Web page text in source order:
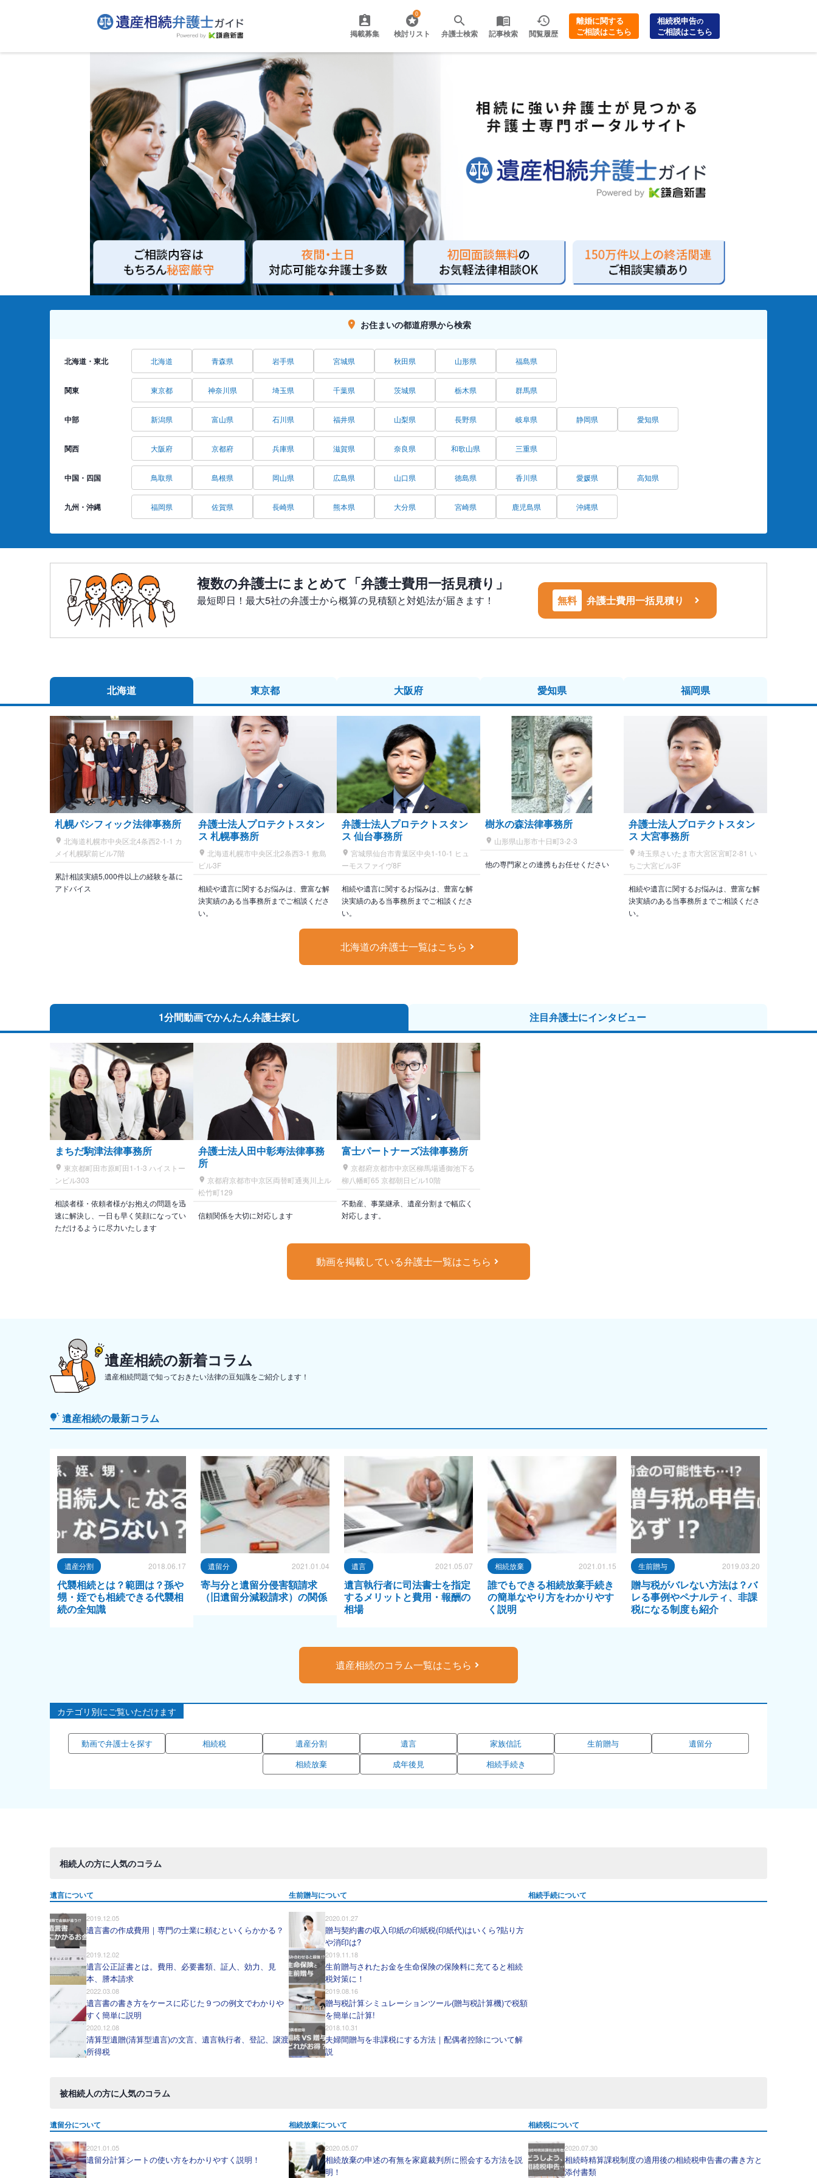
掲載募集
0
検討リスト 弁護士検索 記事検索 閲覧履歴
離婚に関する
ご相談はこちら
相続税申告の
ご相談はこちら
お住まいの都道府県から検索
北海道・東北 北海道 青森県 岩手県 宮城県 秋田県 山形県 福島県
関東 東京都 神奈川県 埼玉県 千葉県 茨城県 栃木県 群馬県
中部 新潟県 富山県 石川県 福井県 山梨県 長野県 岐阜県 静岡県 愛知県
関西 大阪府 京都府 兵庫県 滋賀県 奈良県 和歌山県 三重県
中国・四国 鳥取県 島根県 岡山県 広島県 山口県 徳島県 香川県 愛媛県 高知県
九州・沖縄 福岡県 佐賀県 長崎県 熊本県 大分県 宮崎県 鹿児島県 沖縄県
複数の弁護士にまとめて「弁護士費用一括見積り」
最短即日！最大5社の弁護士から概算の見積額と対処法が届きます！ 無料 弁護士費用一括見積り
北海道 東京都 大阪府 愛知県 福岡県
札幌パシフィック法律事務所
北海道札幌市中央区北4条西2-1-1 カ
メイ札幌駅前ビル7階
累計相談実績5,000件以上の経験を基に
アドバイス
弁護士法人プロテクトスタン
ス 札幌事務所
北海道札幌市中央区北2条西3-1 敷島
ビル3F
相続や遺言に関するお悩みは、豊富な解
決実績のある当事務所までご相談くださ
い。
弁護士法人プロテクトスタン
ス 仙台事務所
宮城県仙台市青葉区中央1-10-1 ヒュ
ーモスファイヴ8F
相続や遺言に関するお悩みは、豊富な解
決実績のある当事務所までご相談くださ
い。
樹氷の森法律事務所
山形県山形市十日町3-2-3
他の専門家との連携もお任せください
弁護士法人プロテクトスタン
ス 大宮事務所
埼玉県さいたま市大宮区宮町2-81 い
ちご大宮ビル3F
相続や遺言に関するお悩みは、豊富な解
決実績のある当事務所までご相談くださ
い。
北海道の弁護士一覧はこちら
1分間動画でかんたん弁護士探し 注目弁護士にインタビュー
まちだ駒津法律事務所
東京都町田市原町田1-1-3 ハイストー
ンビル303
相談者様・依頼者様がお抱えの問題を迅
速に解決し、一日も早く笑顔になってい
ただけるように尽力いたします
弁護士法人田中彰寿法律事務
所
京都府京都市中京区両替町通夷川上ル
松竹町129
信頼関係を大切に対応します
富士パートナーズ法律事務所
京都府京都市中京区柳馬場通御池下る
柳八幡町65 京都朝日ビル10階
不動産、事業継承、遺産分割まで幅広く
対応します。
動画を掲載している弁護士一覧はこちら
遺産相続の新着コラム
遺産相続問題で知っておきたい法律の豆知識をご紹介します！
遺産相続の最新コラム
遺産分割 2018.06.17
代襲相続とは？範囲は？孫や
甥・姪でも相続できる代襲相
続の全知識
遺留分 2021.01.04
寄与分と遺留分侵害額請求
（旧遺留分減殺請求）の関係
遺言 2021.05.07
遺言執行者に司法書士を指定
するメリットと費用・報酬の
相場
相続放棄 2021.01.15
誰でもできる相続放棄手続き
の簡単なやり方をわかりやす
く説明
生前贈与 2019.03.20
贈与税がバレない方法は？バ
レる事例やペナルティ、非課
税になる制度も紹介
遺産相続のコラム一覧はこちら
カテゴリ別にご覧いただけます
動画で弁護士を探す 相続税 遺産分割 遺言 家族信託 生前贈与
遺留分
相続放棄
成年後見 相続手続き
相続人の方に人気のコラム
遺言について
2019.12.05
遺言書の作成費用｜専門の士業に頼むといくらかかる？
2019.12.02
遺言公正証書とは。費用、必要書類、証人、効力、見
本、謄本請求
2022.03.08
遺言書の書き方をケースに応じた９つの例文でわかりや
すく簡単に説明
2020.12.08
清算型遺贈(清算型遺言)の文言、遺言執行者、登記、譲渡
所得税
生前贈与について
2020.01.27
贈与契約書の収入印紙の印紙税(印紙代)はいくら?貼り方
や消印は?
2019.11.18
生前贈与されたお金を生命保険の保険料に充てると相続
税対策に！
2019.08.16
贈与税計算シミュレーションツール(贈与税計算機)で税額
を簡単に計算!
2018.10.31
夫婦間贈与を非課税にする方法｜配偶者控除について解
説
相続手続について
被相続人の方に人気のコラム
遺留分について
2021.01.05
遺留分計算シートの使い方をわかりやすく説明！
相続放棄について
2020.05.07
相続放棄の申述の有無を家庭裁判所に照会する方法を説
明！
相続税について
2020.07.30
相続時精算課税制度の適用後の相続税申告書の書き方と
添付書類